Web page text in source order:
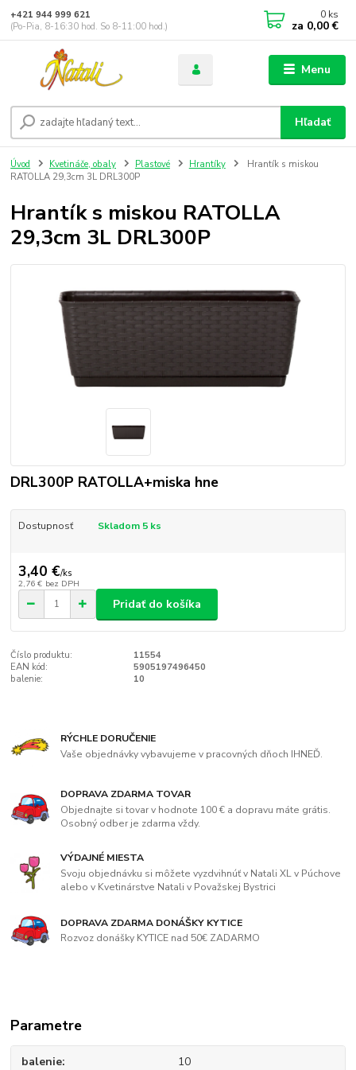
Menu
Hľadať
+421 944 999 621
(Po-Pia, 8-16:30 hod. So 8-11:00 hod.)
0 ks
za 0,00 €
Úvod Kvetináče, obaly Plastové Hrantíky
Hrantík s miskou
RATOLLA 29,3cm 3L DRL300P
Hrantík s miskou RATOLLA
29,3cm 3L DRL300P
DRL300P RATOLLA+miska hne
Dostupnosť Skladom 5 ks
3,40 €/ks
2,76 € bez DPH
Pridať do košíka
Číslo produktu:
11554
EAN kód:
5905197496450
balenie:
10
RÝCHLE DORUČENIE
Vaše objednávky vybavujeme v pracovných dňoch IHNEĎ.
DOPRAVA ZDARMA TOVAR
Objednajte si tovar v hodnote 100 € a dopravu máte grátis.
Osobný odber je zdarma vždy.
VÝDAJNÉ MIESTA
Svoju objednávku si môžete vyzdvihnúť v Natali XL v Púchove
alebo v Kvetinárstve Natali v Považskej Bystrici
DOPRAVA ZDARMA DONÁŠKY KYTICE
Rozvoz donášky KYTICE nad 50€ ZADARMO
Parametre
balenie 10